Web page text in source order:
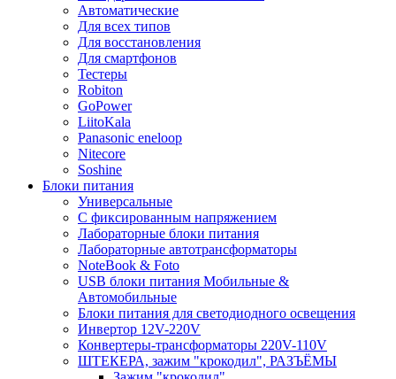
Автоматические
Для всех типов
Для восстановления
Для смартфонов
Тестеры
Robiton
GoPower
LiitoKala
Panasonic eneloop
Nitecore
Soshine
Блоки питания
Универсальные
C фиксированным напряжением
Лабораторные блоки питания
Лабораторные автотрансформаторы
NoteBook & Foto
USB блоки питания Мобильные &
Автомобильные
Блоки питания для светодиодного освещения
Инвертор 12V-220V
Конвертеры-трансформаторы 220V-110V
ШТЕКЕРА, зажим "крокодил", РАЗЪЁМЫ